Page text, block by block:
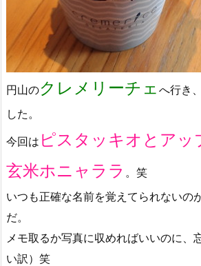
円山のクレメリーチェ へ行き
した。
今回は ピスタッキオとアッ
玄米ホニャララ 。笑
いつも正確な名前を覚えてられないの
だ。
メモ取るか写真に収めればいいのに、
い訳）笑